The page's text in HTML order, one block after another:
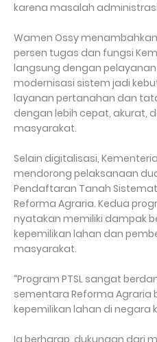
karena masalah
Wamen Ossy
persen tugas dan fungsi
langsung dengan pelayanan
modernisasi sistem jadi
layanan pertanahan dan
dengan lebih cepat, akurat,
masyarakat.
Selain digitalisasi,
mendorong pelaksanaan
Pendaftaran Tanah
Reforma Agraria. Kedua
nyatakan memiliki dampak
kepemilikan lahan dan
masyarakat.
“Program PTSL sangat
sementara Reforma
kepemilikan lahan di negara
Ia berharap, dukungan dari